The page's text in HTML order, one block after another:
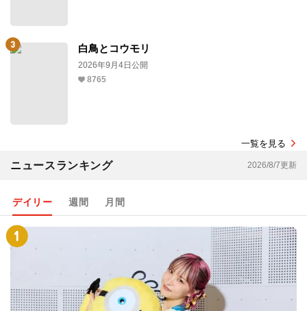
白鳥とコウモリ
2026年9月4日公開
8765
一覧を見る
ニュースランキング 2026/8/7更新
デイリー 週間 月間